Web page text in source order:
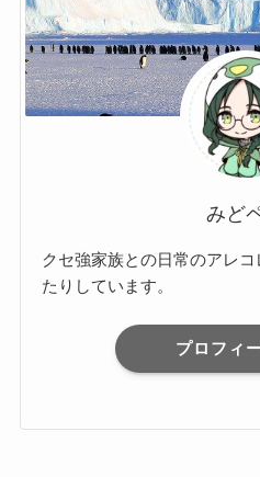
みど
クセ強家族との日常のアレ
たりしています。
プロフィ